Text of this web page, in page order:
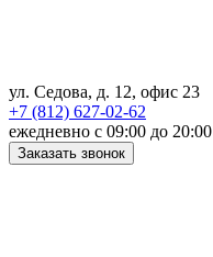
ул. Седова, д. 12, офис 23
+7 (812) 627-02-62
ежедневно с 09:00 до 20:00
Заказать звонок